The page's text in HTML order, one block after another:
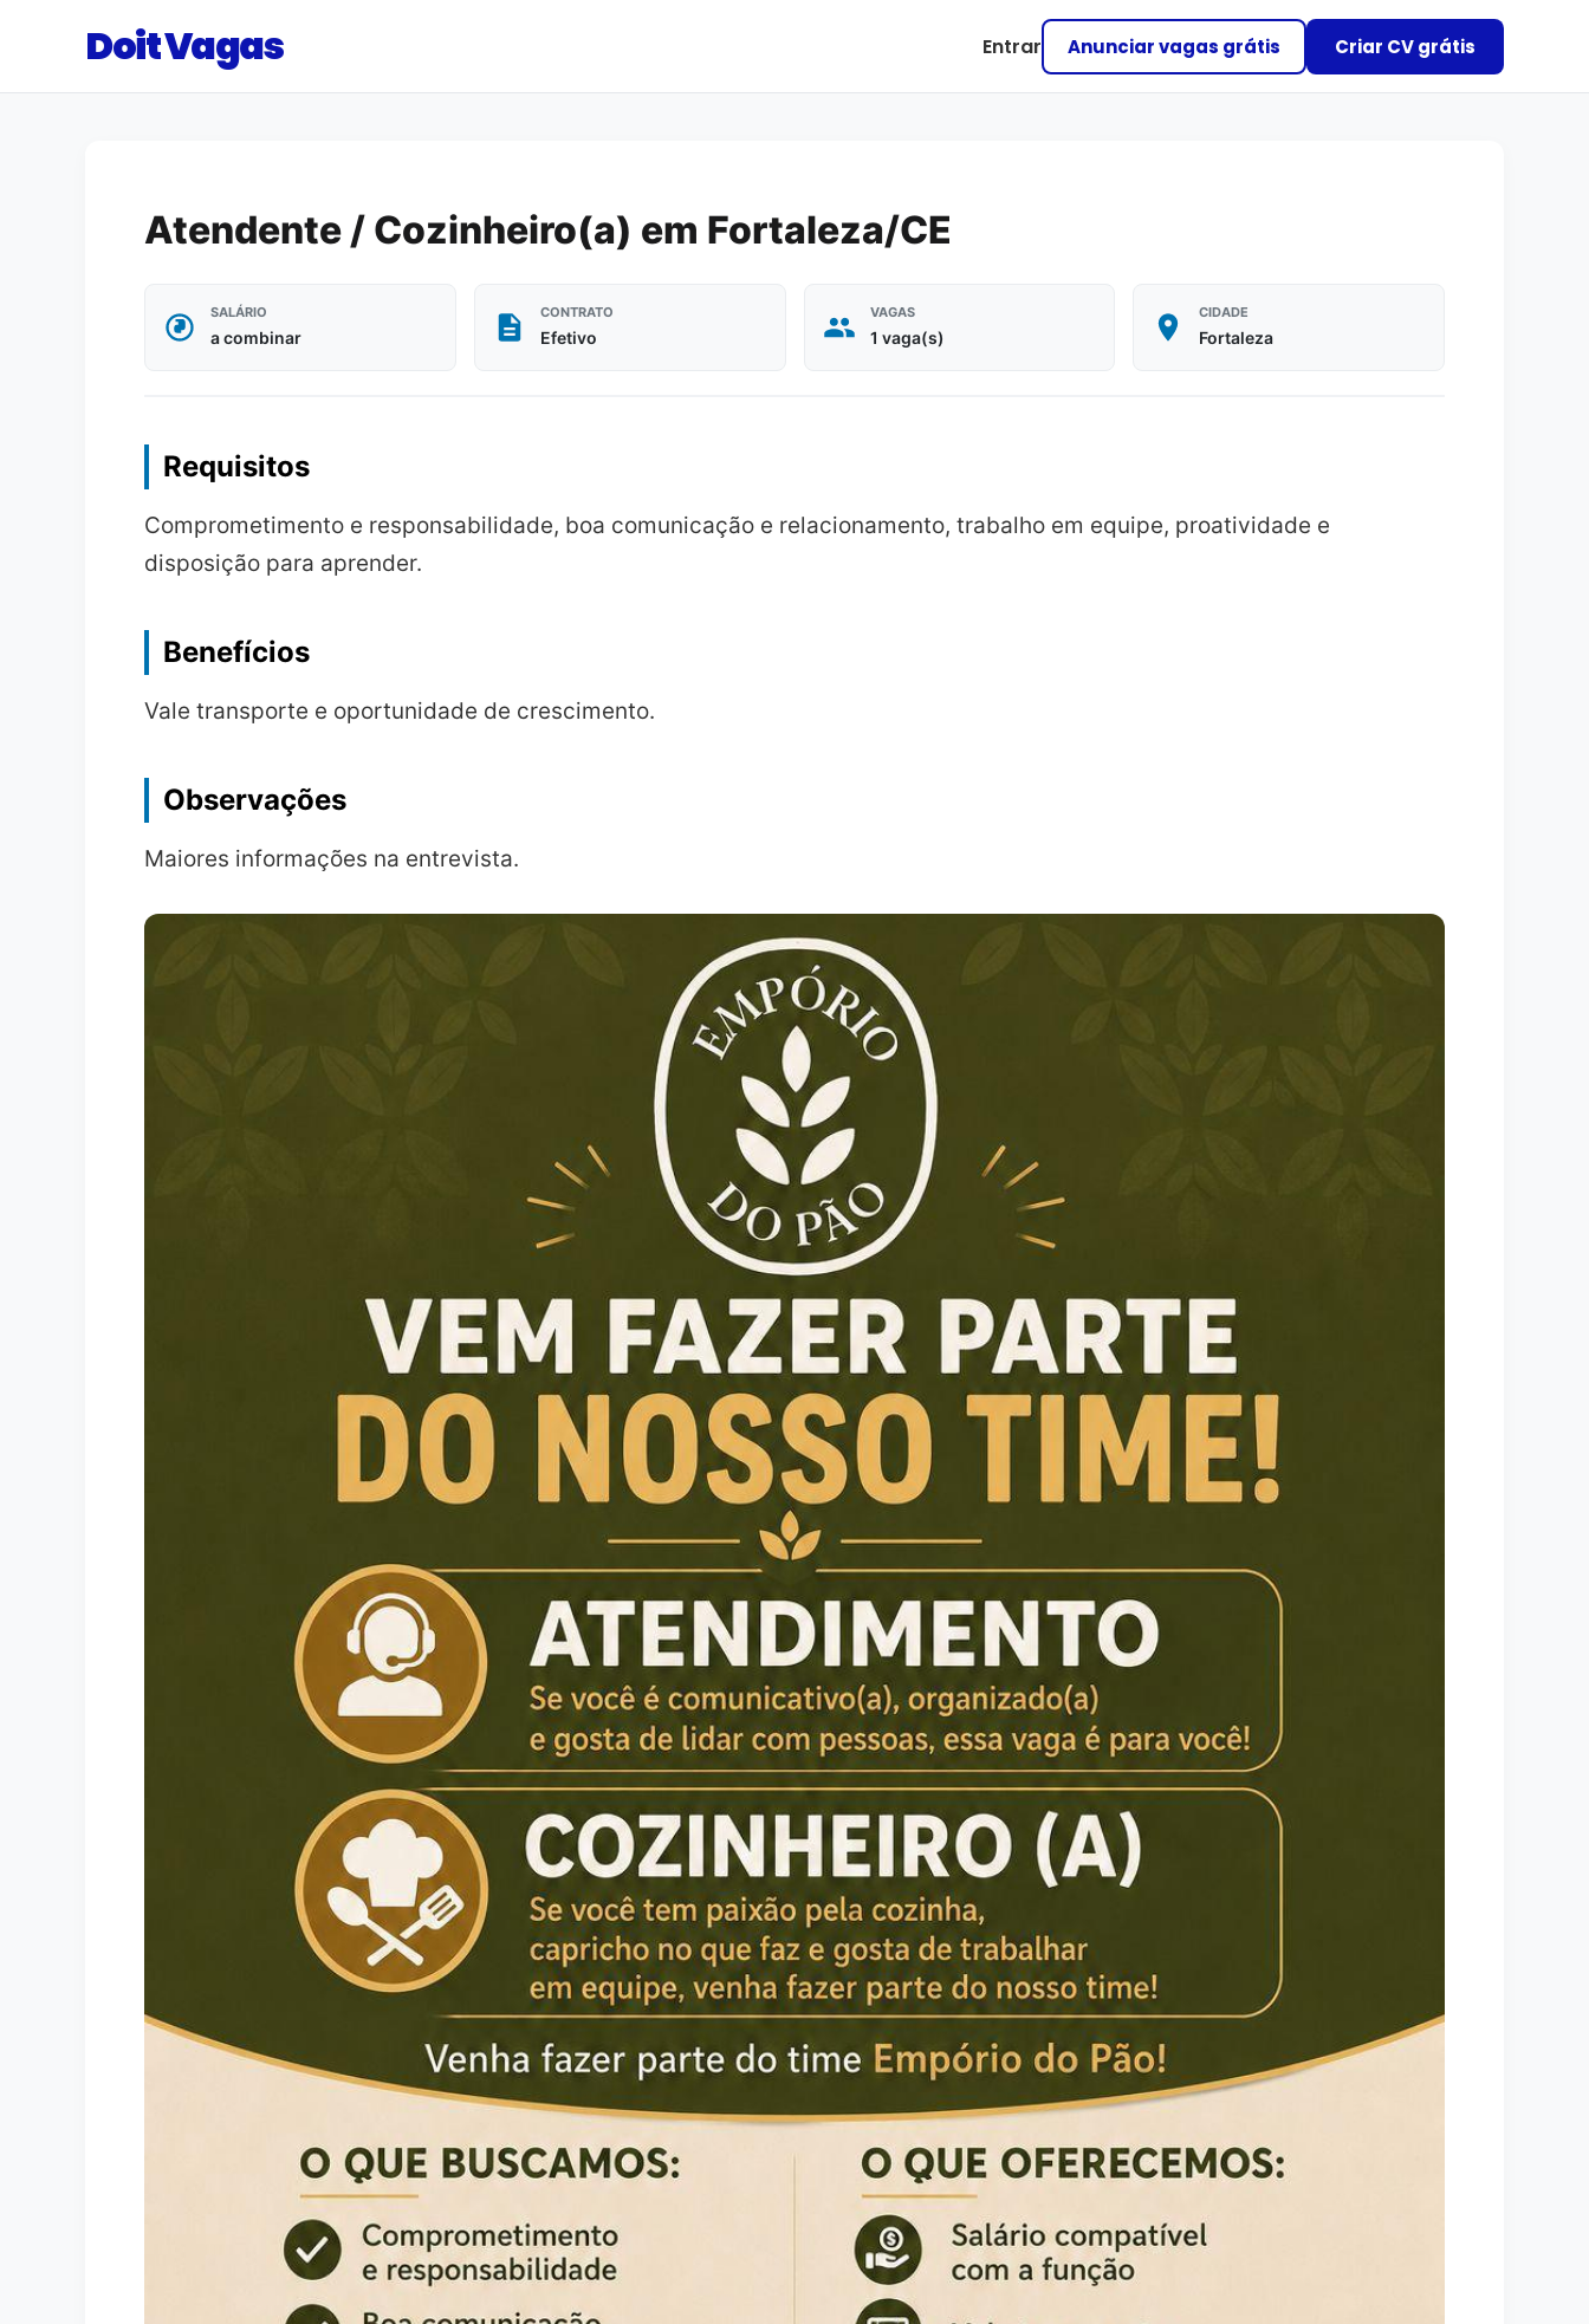
Doit Vagas Entrar Anunciar vagas grátis Criar CV grátis
Atendente / Cozinheiro(a) em Fortaleza/CE
SALÁRIO
a combinar
CONTRATO
Efetivo
VAGAS
1 vaga(s)
CIDADE
Fortaleza
Requisitos
Comprometimento e responsabilidade, boa comunicação e relacionamento, trabalho em equipe, proatividade e
disposição para aprender.
Benefícios
Vale transporte e oportunidade de crescimento.
Observações
Maiores informações na entrevista.